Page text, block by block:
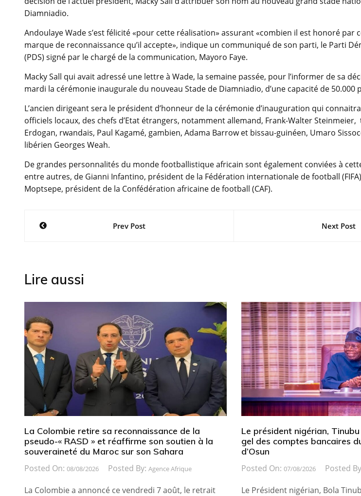
Diamniadio.
Andoulaye Wade s’est félicité «pour cette réalisation» assurant «combien il est honoré par
marque de reconnaissance qu’il accepte», indique un communiqué de son parti, le Parti
(PDS) signé par le chargé de la communication, Mayoro Faye.
Macky Sall qui avait adressé une lettre à Wade, la semaine passée, pour l’informer de sa
mardi la cérémonie inaugurale du nouveau Stade de Diamniadio, d’une capacité de 50.000
L’ancien dirigeant sera le président d’honneur de la cérémonie d’inauguration qui
officiels locaux, des chefs d’Etat étrangers, notamment allemand, Frank-Walter Steinmeier,
Erdogan, rwandais, Paul Kagamé, gambien, Adama Barrow et bissau-guinéen, Umaro
libérien Georges Weah.
De grandes personnalités du monde footballistique africain sont également conviées à
entre autres, de Gianni Infantino, président de la Fédération internationale de football
Moptsepe, président de la Confédération africaine de football (CAF).
NavigationPrev Post Next Post
Lire aussi
La Colombie retire sa reconnaissance de la
pseudo-« RASD » et réaffirme son soutien à la
souveraineté du Maroc sur son Sahara
Posted On: 08/08/2026 Posted By: Agence Afrique
La Colombie a annoncé ce vendredi 7 août, le retrait
Le président nigérian,
gel des comptes bancaires
d’Osun
Posted On: 07/08/2026 Posted
Le Président nigérian, Bola